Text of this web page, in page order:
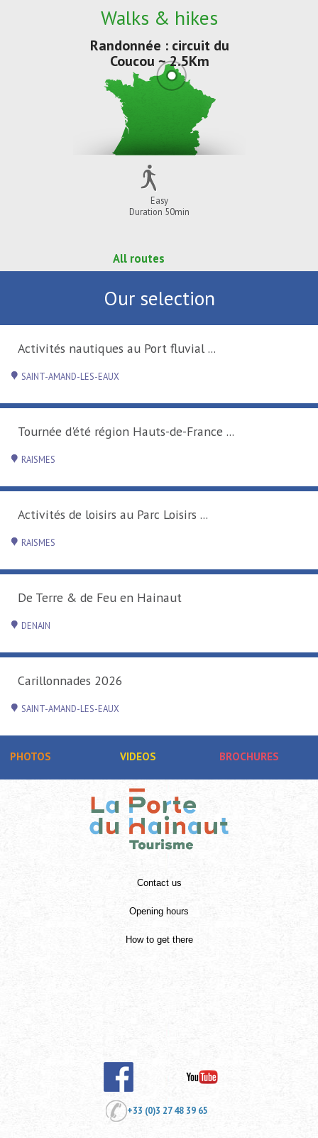
Walks & hikes
Randonnée : circuit du
Coucou ~ 2.5Km
Easy
Duration 50min
All routes
Our selection
Activités nautiques au Port fluvial ...
SAINT-AMAND-LES-EAUX
Tournée d'été région Hauts-de-France ...
RAISMES
Activités de loisirs au Parc Loisirs ...
RAISMES
De Terre & de Feu en Hainaut
DENAIN
Carillonnades 2026
SAINT-AMAND-LES-EAUX
PHOTOS VIDEOS BROCHURES
Contact us
Opening hours
How to get there
+33 (0)3 27 48 39 65